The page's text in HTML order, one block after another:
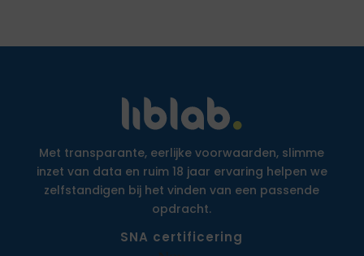
Met transparante, eerlijke voorwaarden, slimme
inzet van data en ruim 18 jaar ervaring helpen we
zelfstandigen bij het vinden van een passende
opdracht.
SNA certificering